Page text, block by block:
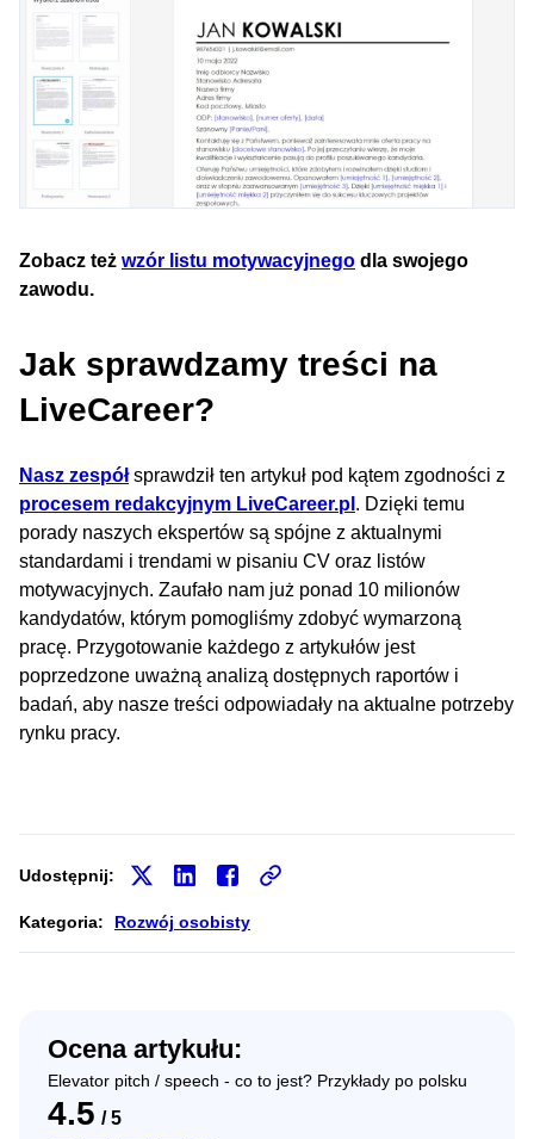
Zobacz też wzór listu motywacyjnego dla swojego
zawodu.
Jak sprawdzamy treści na
LiveCareer?
Nasz zespółsprawdził ten artykuł pod kątem zgodności z
procesem redakcyjnym LiveCareer.pl . Dzięki temu
porady naszych ekspertów są spójne z aktualnymi
standardami i trendami w pisaniu CV oraz listów
motywacyjnych. Zaufało nam już ponad 10 milionów
kandydatów, którym pomogliśmy zdobyć wymarzoną
pracę. Przygotowanie każdego z artykułów jest
poprzedzone uważną analizą dostępnych raportów i
badań, aby nasze treści odpowiadały na aktualne potrzeby
rynku pracy.
Udostępnij:
Kategoria: Rozwój osobisty
Ocena artykułu:
Elevator pitch / speech - co to jest? Przykłady po polsku
4.5 / 5